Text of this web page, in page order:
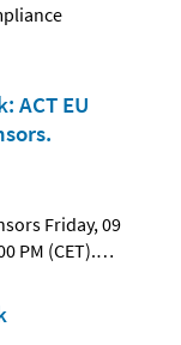
ACT EU
Friday, 09
PM (CET).…